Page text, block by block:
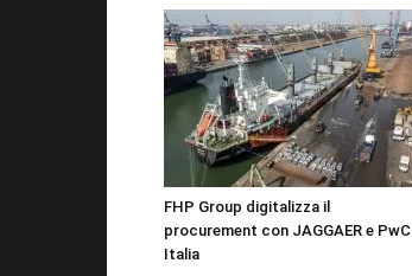
FHP Group digitalizza il
procurement con JAGGAER e PwC
Italia